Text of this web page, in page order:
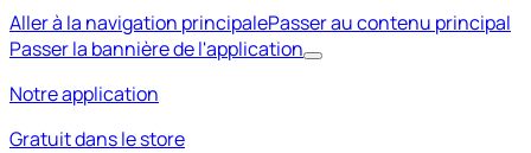
Aller à la navigation principalePasser au contenu principal
Passer la bannière de l'application
Notre application
Gratuit dans le store